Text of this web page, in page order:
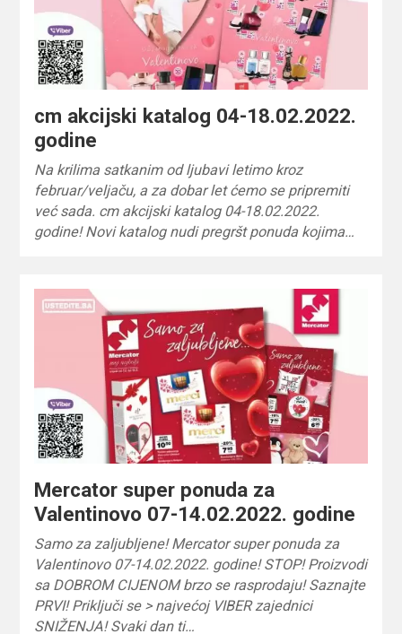
cm akcijski katalog 04-18.02.2022.
godine
Na krilima satkanim od ljubavi letimo kroz
februar/veljaču, a za dobar let ćemo se pripremiti
već sada. cm akcijski katalog 04-18.02.2022.
godine! Novi katalog nudi pregršt ponuda kojima…
Mercator super ponuda za
Valentinovo 07-14.02.2022. godine
Samo za zaljubljene! Mercator super ponuda za
Valentinovo 07-14.02.2022. godine! STOP! Proizvodi
sa DOBROM CIJENOM brzo se rasprodaju! Saznajte
PRVI! Priključi se > najvećoj VIBER zajednici
SNIŽENJA! Svaki dan ti…